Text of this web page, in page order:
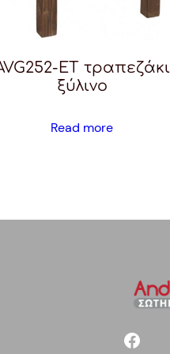
ET τραπεζάκι
ξύλινο
Read more
facebook